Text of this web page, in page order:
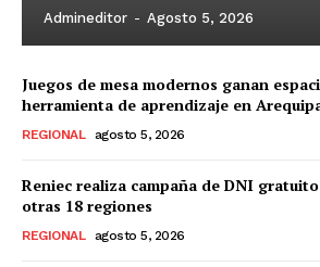
Admineditor - Agosto 5, 2026
Juegos de mesa modernos ganan
herramienta de aprendizaje en
REGIONAL agosto 5, 2026
Reniec realiza campaña de DNI
otras 18 regiones
REGIONAL agosto 5, 2026